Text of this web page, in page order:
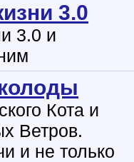
3.0
3.0 и
Кота и
Ветров.
и не только